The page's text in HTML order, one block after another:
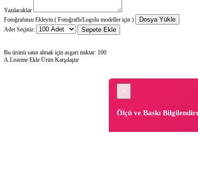
Yazılacaklar
Fotoğrafınızı Ekleyin ( Fotoğraflı/Logolu modeller için )
Dosya Yükle
Adet Seçiniz: Sepete Ekle
Bu ürünü satın almak için asgari miktar: 100
A.Listeme Ekle Ürün Karşılaştır
Ölçü ve Baskı